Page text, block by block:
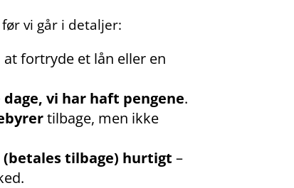
vi går i detaljer:
at fortryde et lån eller en
vi har haft pengene.
tilbage, men ikke
tilbage) hurtigt –